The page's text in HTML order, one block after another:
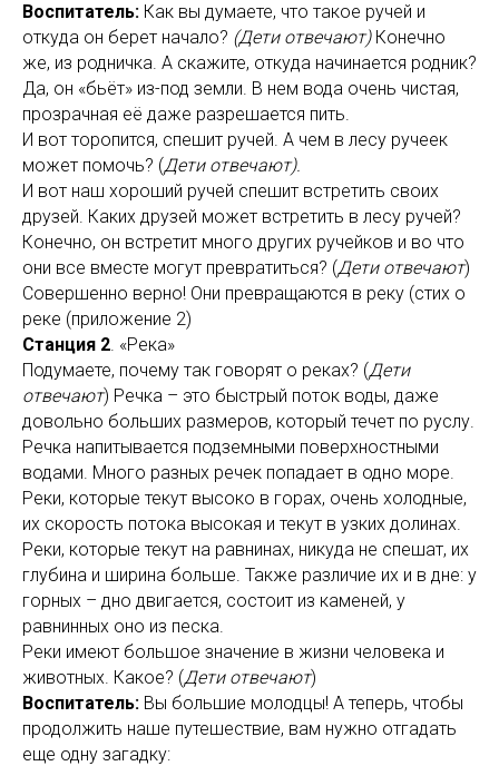
Воспитатель: Как вы думаете, что такое ручей и
откуда он берет начало? (Дети отвечают)Конечно
же, из родничка. А скажите, откуда начинается родник?
Да, он «бьёт» из-под земли. В нем вода очень чистая,
прозрачная её даже разрешается пить.
И вот торопится, спешит ручей. А чем в лесу ручеек
может помочь? (Дети отвечают).
И вот наш хороший ручей спешит встретить своих
друзей. Каких друзей может встретить в лесу ручей?
Конечно, он встретит много других ручейков и во что
они все вместе могут превратиться? (Дети отвечают)
Совершенно верно! Они превращаются в реку (стих о
реке (приложение 2)
Станция 2. «Река»
Подумаете, почему так говорят о реках? (Дети
отвечают) Речка – это быстрый поток воды, даже
довольно больших размеров, который течет по руслу.
Речка напитывается подземными поверхностными
водами. Много разных речек попадает в одно море.
Реки, которые текут высоко в горах, очень холодные,
их скорость потока высокая и текут в узких долинах.
Реки, которые текут на равнинах, никуда не спешат, их
глубина и ширина больше. Также различие их и в дне: у
горных – дно двигается, состоит из каменей, у
равнинных оно из песка.
Реки имеют большое значение в жизни человека и
животных. Какое? (Дети отвечают)
Воспитатель: Вы большие молодцы! А теперь, чтобы
продолжить наше путешествие, вам нужно отгадать
еще одну загадку: